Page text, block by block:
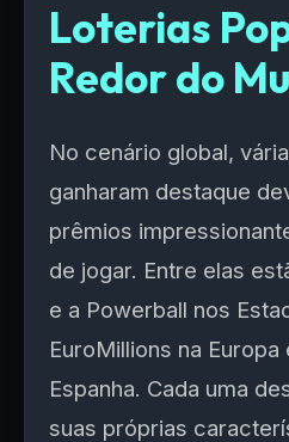
Loterias
Redor do
No cenário global,
ganharam destaque
prêmios
de jogar. Entre elas
e a Powerball nos
EuroMillions na Europa
Espanha. Cada uma
suas próprias